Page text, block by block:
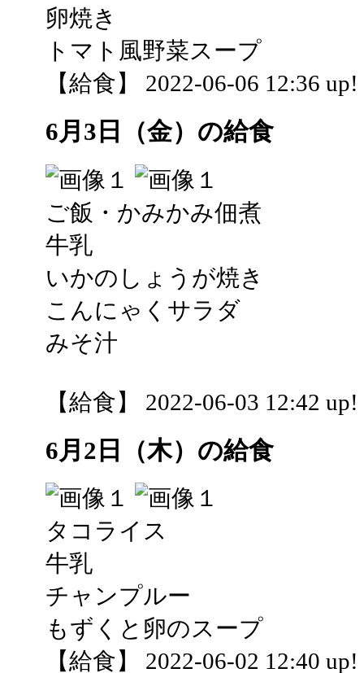
卵焼き
トマト風野菜スープ
【給食】 2022-06-06 12:36 up!
6月3日（金）の給食
ご飯・かみかみ佃煮
牛乳
いかのしょうが焼き
こんにゃくサラダ
みそ汁
【給食】 2022-06-03 12:42 up!
6月2日（木）の給食
タコライス
牛乳
チャンプルー
もずくと卵のスープ
【給食】 2022-06-02 12:40 up!